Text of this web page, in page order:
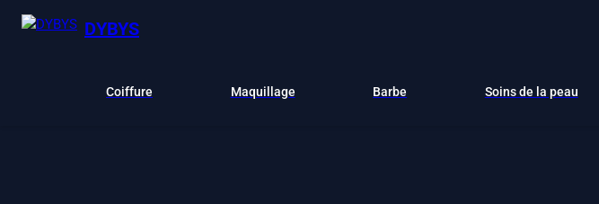
DYBYS
Coiffure Maquillage Barbe Soins de la peau